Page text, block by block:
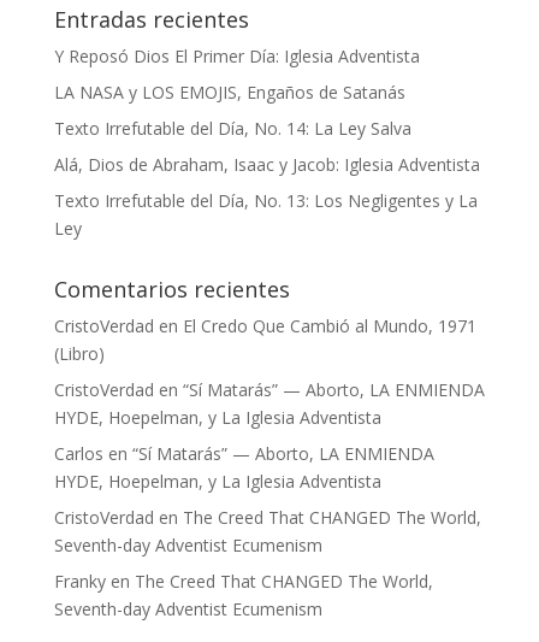
Entradas recientes
Y Reposó Dios El Primer Día: Iglesia Adventista
LA NASA y LOS EMOJIS, Engaños de Satanás
Texto Irrefutable del Día, No. 14: La Ley Salva
Alá, Dios de Abraham, Isaac y Jacob: Iglesia Adventista
Texto Irrefutable del Día, No. 13: Los Negligentes y La
Ley
Comentarios recientes
CristoVerdad en El Credo Que Cambió al Mundo, 1971
(Libro)
CristoVerdad en “Sí Matarás” — Aborto, LA ENMIENDA
HYDE, Hoepelman, y La Iglesia Adventista
Carlos en “Sí Matarás” — Aborto, LA ENMIENDA
HYDE, Hoepelman, y La Iglesia Adventista
CristoVerdad en The Creed That CHANGED The World,
Seventh-day Adventist Ecumenism
Frankyen The Creed That CHANGED The World,
Seventh-day Adventist Ecumenism